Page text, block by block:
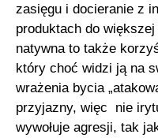
zasięgu i docieranie z
produktach do
natywna to także
który choć widzi ją na
wrażenia bycia
przyjazny, więc nie
wywołuje agresji, tak